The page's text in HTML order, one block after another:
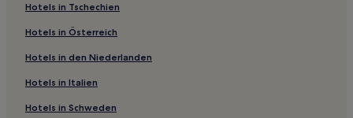
Tamar Valley Hotels
Western Creek Hotels
Tasmanien: Hotels
Devon Hills Hotels
Hotels nahe Lake St. Clair
Hotels in Tschechien
Hotels in Österreich
Hotels in den Niederlanden
Hotels in Italien
Hotels in Schweden